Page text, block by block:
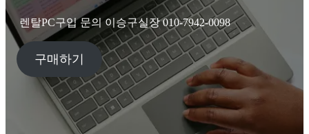
렌탈PC구입 문의 이승구실장 010-7942-0098
구매하기